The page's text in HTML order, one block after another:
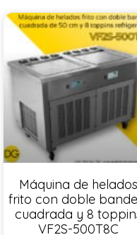
Máquina de helados
frito con doble
cuadrada y 8
VF2S-500T8C